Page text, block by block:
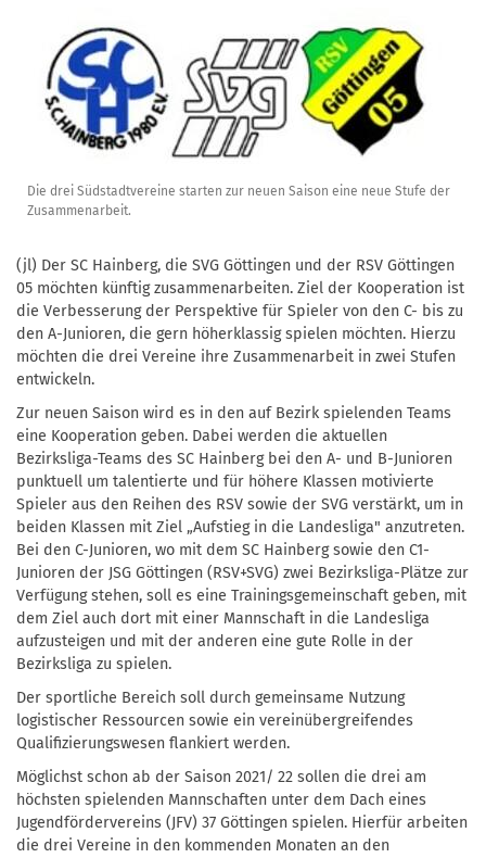
Die drei Südstadtvereine starten zur neuen Saison eine neue Stufe der
Zusammenarbeit.
(jl) Der SC Hainberg, die SVG Göttingen und der RSV Göttingen
05 möchten künftig zusammenarbeiten. Ziel der Kooperation ist
die Verbesserung der Perspektive für Spieler von den C- bis zu
den A-Junioren, die gern höherklassig spielen möchten. Hierzu
möchten die drei Vereine ihre Zusammenarbeit in zwei Stufen
entwickeln.
Zur neuen Saison wird es in den auf Bezirk spielenden Teams
eine Kooperation geben. Dabei werden die aktuellen
Bezirksliga-Teams des SC Hainberg bei den A- und B-Junioren
punktuell um talentierte und für höhere Klassen motivierte
Spieler aus den Reihen des RSV sowie der SVG verstärkt, um in
beiden Klassen mit Ziel „Aufstieg in die Landesliga" anzutreten.
Bei den C-Junioren, wo mit dem SC Hainberg sowie den C1-
Junioren der JSG Göttingen (RSV+SVG) zwei Bezirksliga-Plätze zur
Verfügung stehen, soll es eine Trainingsgemeinschaft geben, mit
dem Ziel auch dort mit einer Mannschaft in die Landesliga
aufzusteigen und mit der anderen eine gute Rolle in der
Bezirksliga zu spielen.
Der sportliche Bereich soll durch gemeinsame Nutzung
logistischer Ressourcen sowie ein vereinübergreifendes
Qualifizierungswesen flankiert werden.
Möglichst schon ab der Saison 2021/ 22 sollen die drei am
höchsten spielenden Mannschaften unter dem Dach eines
Jugendfördervereins (JFV) 37 Göttingen spielen. Hierfür arbeiten
die drei Vereine in den kommenden Monaten an den